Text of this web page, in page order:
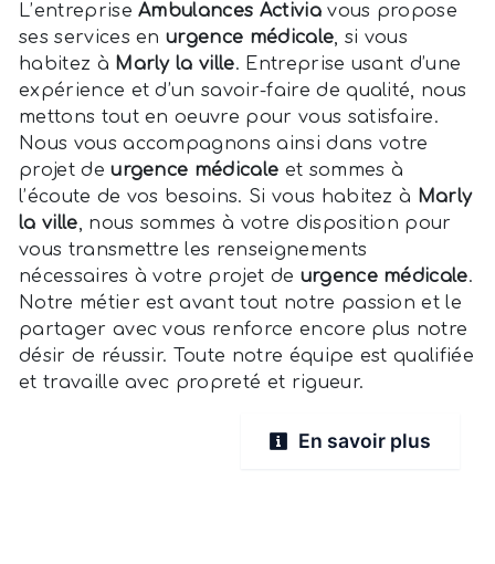
L’entrepriseAmbulances Activiavous propose
ses services enurgence médicale, si vous
habitez à Marly la ville. Entreprise usant d’une
expérience et d’un savoir-faire de qualité, nous
mettons tout en oeuvre pour vous satisfaire.
Nous vous accompagnons ainsi dans votre
projet deurgence médicale et sommes à
l’écoute de vos besoins. Si vous habitez à Marly
la ville, nous sommes à votre disposition pour
vous transmettre les renseignements
nécessaires à votre projet de urgence médicale.
Notre métier est avant tout notre passion et le
partager avec vous renforce encore plus notre
désir de réussir. Toute notre équipe est qualifiée
et travaille avec propreté et rigueur.
En savoir plus